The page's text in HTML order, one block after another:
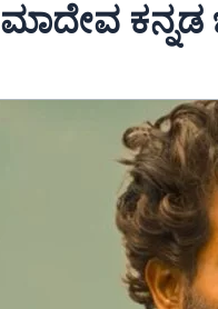
ಮಾದೇವ ಕನ್ನಡ